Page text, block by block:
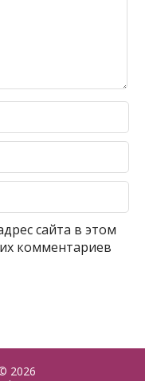
сайта в этом
комментариев
2026